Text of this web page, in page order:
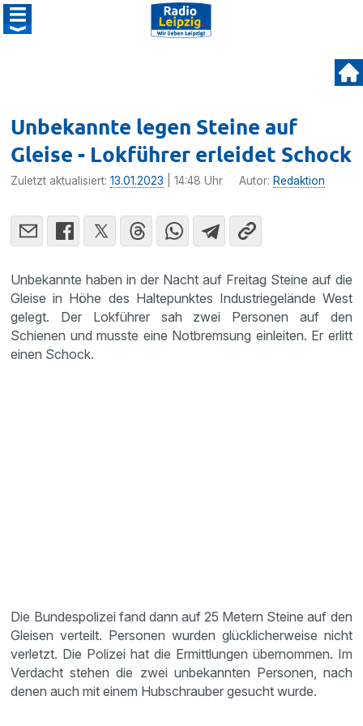
Unbekannte legen Steine auf
Gleise - Lokführer erleidet Schock
Zuletzt aktualisiert:13.01.2023 | 14:48 Uhr Autor: Redaktion
Unbekannte haben in der Nacht auf Freitag Steine auf die
Gleise in Höhe des Haltepunktes Industriegelände West
gelegt. Der Lokführer sah zwei Personen auf den
Schienen und musste eine Notbremsung einleiten. Er erlitt
einen Schock.
Die Bundespolizei fand dann auf 25 Metern Steine auf den
Gleisen verteilt. Personen wurden glücklicherweise nicht
verletzt. Die Polizei hat die Ermittlungen übernommen. Im
Verdacht stehen die zwei unbekannten Personen, nach
denen auch mit einem Hubschrauber gesucht wurde.